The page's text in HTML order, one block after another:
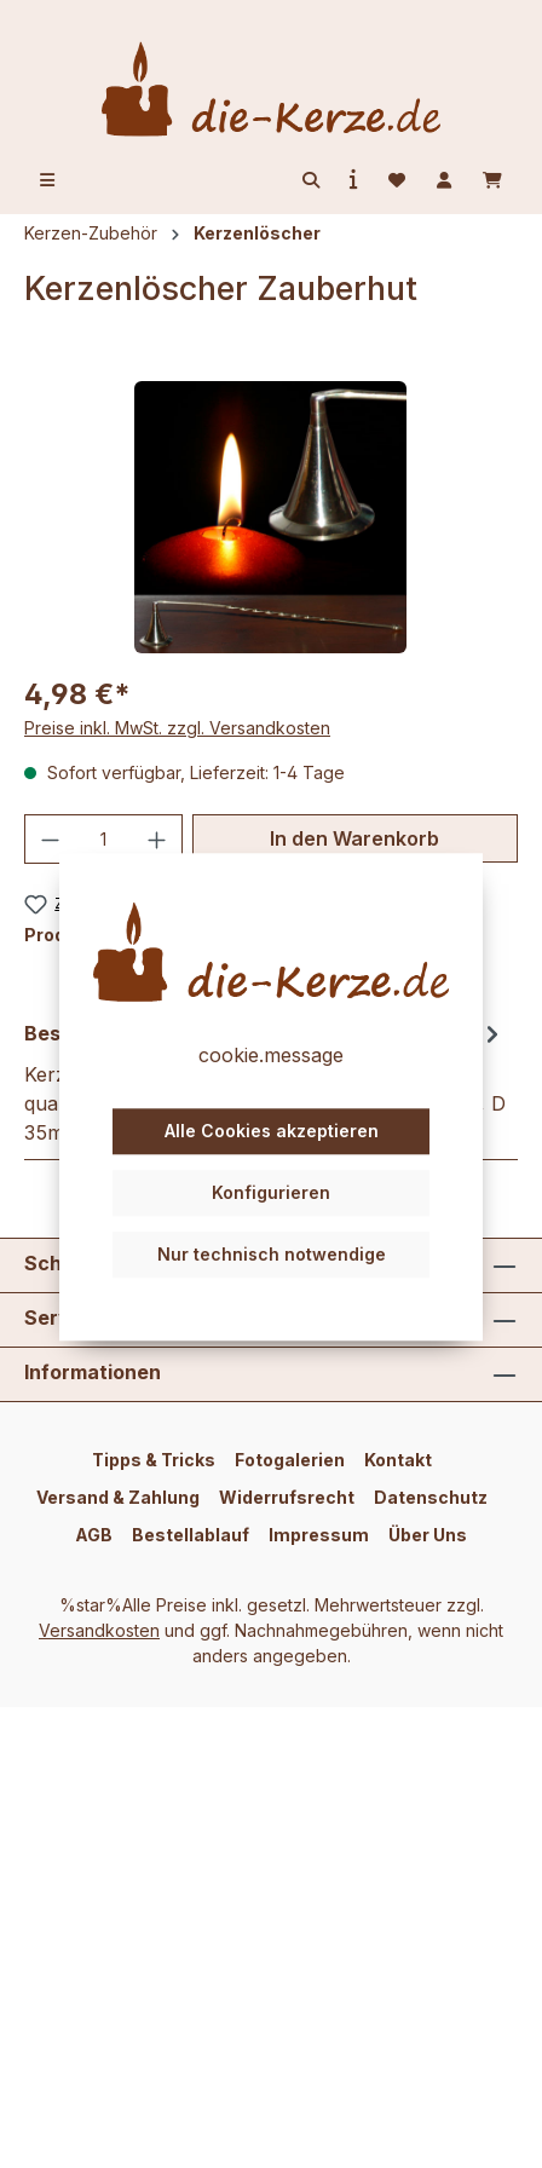
Kerzen-Zubehör Kerzenlöscher
Kerzenlöscher Zauberhut
Bildergalerie überspringen
4,98 €*
Preise inkl. MwSt. zzgl. Versandkosten
Sofort verfügbar, Lieferzeit: 1-4 Tage
Produkt Anzahl: Gib denIn den Warenkorb
Zum Merkzettel hinzufügen
Produktnummer:
Beschreibung
Kerzenlöscher Zauberhut zum sicheren und
qualmfreien Löschen der KerzenflammeL 270mm, D
35mm, handgearbeitet aus MessingMehr
Schreib uns
Service
Informationen
Tipps & Tricks Fotogalerien
Kontakt
Versand & Zahlung
Widerrufsrecht
Datenschutz
AGB
Bestellablauf Impressum Über Uns
%star%Alle Preise inkl. gesetzl. Mehrwertsteuer zzgl.
Versandkosten und ggf. Nachnahmegebühren, wenn nicht
anders angegeben.
cookie.message
Nur technisch notwendige
Konfigurieren
Alle Cookies akzeptieren